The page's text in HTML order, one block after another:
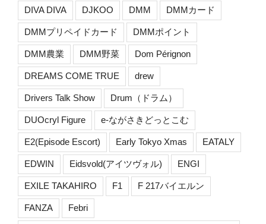
DIVA DIVA DJKOO DMM DMMカード
DMMプリペイドカード DMMポイント
DMM農業 DMM野菜 Dom Pérignon
DREAMS COME TRUE drew
Drivers Talk Show Drum（ドラム）
DUOcryl Figure e-ながさきどっとこむ
E2(Episode Escort) Early Tokyo Xmas EATALY
EDWIN Eidsvold(アイツヴォル) ENGI
EXILE TAKAHIRO F1 F 217バイエルン
FANZA Febri